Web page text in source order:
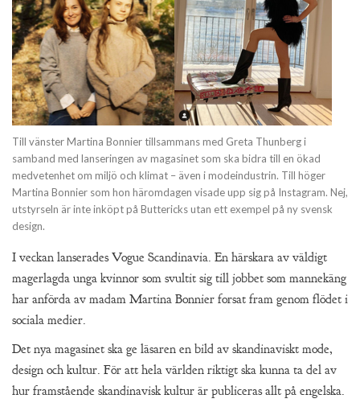
Till vänster Martina Bonnier tillsammans med Greta Thunberg i
samband med lanseringen av magasinet som ska bidra till en ökad
medvetenhet om miljö och klimat – även i modeindustrin. Till höger
Martina Bonnier som hon häromdagen visade upp sig på Instagram. Nej,
utstyrseln är inte inköpt på Buttericks utan ett exempel på ny svensk
design.
I veckan lanserades Vogue Scandinavia. En härskara av väldigt
magerlagda unga kvinnor som svultit sig till jobbet som mannekäng
har anförda av madam Martina Bonnier forsat fram genom flödet i
sociala medier.
Det nya magasinet ska ge läsaren en bild av skandinaviskt mode,
design och kultur. För att hela världen riktigt ska kunna ta del av
hur framstående skandinavisk kultur är publiceras allt på engelska.